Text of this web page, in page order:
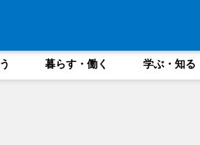
暮らす・働く 学ぶ・知る